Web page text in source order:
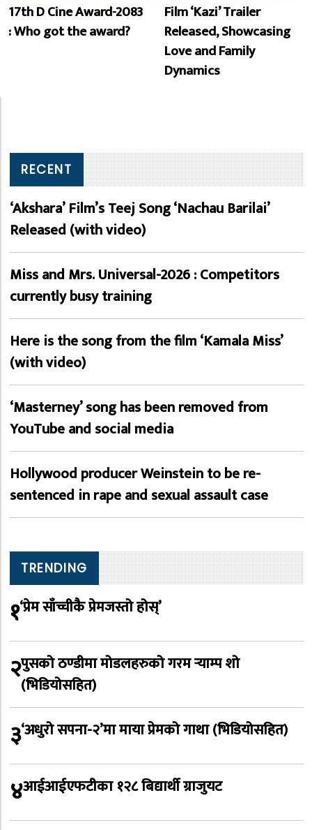
17th D Cine Award-2083
: Who got the award?
Film ‘Kazi’ Trailer
Released, Showcasing
Love and Family
Dynamics
RECENT
‘Akshara’ Film’s Teej Song ‘Nachau Barilai’
Released (with video)
Miss and Mrs. Universal-2026 : Competitors
currently busy training
Here is the song from the film ‘Kamala Miss’
(with video)
‘Masterney’ song has been removed from
YouTube and social media
Hollywood producer Weinstein to be re-
sentenced in rape and sexual assault case
TRENDING
१‘प्रेम साँच्चीकै प्रेमजस्तो होस्’
२पुसको ठण्डीमा मोडलहरुको गरम र्‍याम्प शो
(भिडियोसहित)
३‘अधुरो सपना-२’मा माया प्रेमको गाथा (भिडियोसहित)
४आईआईएफटीका १२८ बिद्यार्थी ग्राजुयट